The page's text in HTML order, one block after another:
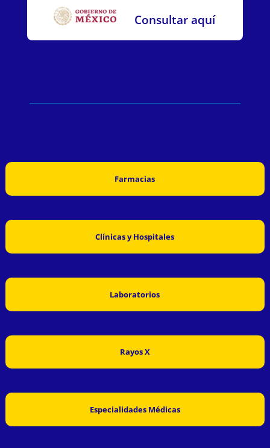
Consultar aquí
Farmacias
Clínicas y Hospitales
Laboratorios
Rayos X
Especialidades Médicas